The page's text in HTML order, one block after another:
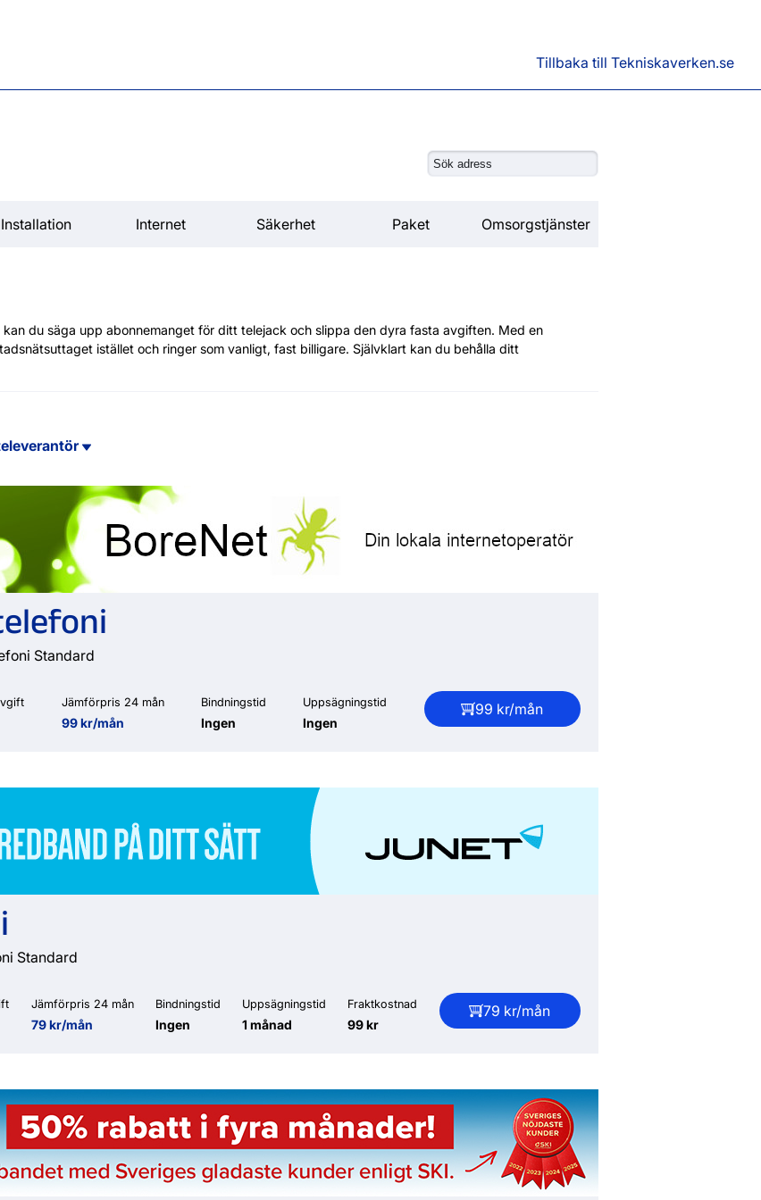
Tillbaka till Tekniskaverken.se
Installation Internet Säkerhet Paket Omsorgstjänster
du säga upp abonnemanget för ditt telejack och slippa den dyra fasta avgiften. Med en
istället och ringer som vanligt, fast billigare. Självklart kan du behålla ditt
Standard
Jämförpris 24 mån
99 kr/mån
Bindningstid
Ingen
Uppsägningstid
Ingen
99 kr/mån
Standard
Jämförpris 24 mån
79 kr/mån
Bindningstid
Ingen
Uppsägningstid
1 månad
Fraktkostnad
99 kr
79 kr/mån